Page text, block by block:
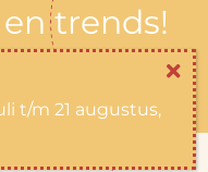
trends!
t/m 21 augustus,